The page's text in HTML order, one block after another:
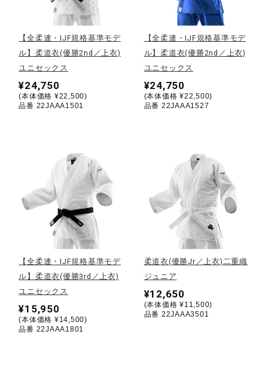
ウィンタースポーツ
ワーキング
ウォーキングシューズ
ライフスタイルグッズ
インナー
寝具／ミズノスリープ
アウトドア／レイン
サポーター
【全柔連・IJF規格基準モデ
ル】柔道衣(優勝2nd／上衣)
ユニセックス
¥24,750
(本体価格 ¥22,500)
品番 22JAAA1501
【全柔連・IJF規格基準モデ
ル】柔道衣(優勝2nd／上衣)
ユニセックス
¥24,750
(本体価格 ¥22,500)
品番 22JAAA1527
【全柔連・IJF規格基準モデ
ル】柔道衣(優勝3rd／上衣)
ユニセックス
¥15,950
(本体価格 ¥14,500)
品番 22JAAA1801
柔道衣(優勝Jr／上衣)二重織
ジュニア
¥12,650
(本体価格 ¥11,500)
品番 22JAAA3501